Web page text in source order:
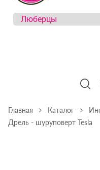
Главная Каталог
Дрель - шуруповерт Tesla